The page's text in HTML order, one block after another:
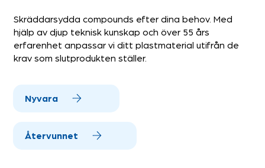
Skräddarsydda compounds efter dina behov. Med
hjälp av djup teknisk kunskap och över 55 års
erfarenhet anpassar vi ditt plastmaterial utifrån de
krav som slutprodukten ställer.
Nyvara
Återvunnet